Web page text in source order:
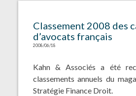
Classement 2008 des
d’avocats français
2008/06/18
Kahn & Associés a été
classements annuels du
Stratégie Finance Droit.